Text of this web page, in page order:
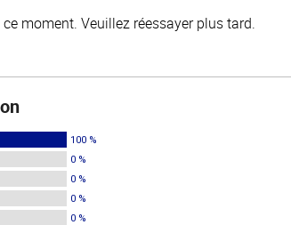
moment. Veuillez réessayer plus tard.
100 %
0 %
0 %
0 %
0 %